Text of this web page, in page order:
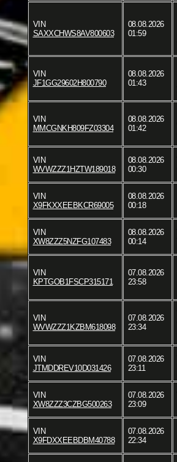
VIN
SAXXCHWS8AV800603
08.08.2026
01:59
VIN
JF1GG29602H800790
08.08.2026
01:43
VIN
MMCGNKH809FZ03304
08.08.2026
01:42
VIN
WVWZZZ1HZTW189018
08.08.2026
00:30
VIN
X9FKXXEEBKCR69005
08.08.2026
00:18
VIN
XW8ZZZ5NZFG107483
08.08.2026
00:14
VIN
KPTGOB1FSCP315171
07.08.2026
23:58
VIN
WVWZZZ1KZBM618098
07.08.2026
23:34
VIN
JTMDDREV10D031426
07.08.2026
23:11
VIN
XW8ZZZ3CZBG500263
07.08.2026
23:09
VIN
X9FDXXEEBDBM40788
07.08.2026
22:34